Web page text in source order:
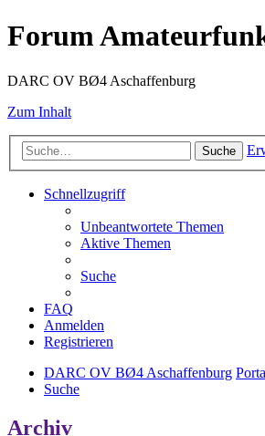
Forum
DARC OV BØ4 Aschaffenburg
Zum Inhalt
Suche
Schnellzugriff
Unbeantwortete Themen
Aktive Themen
Suche
FAQ
Anmelden
Registrieren
DARC OV BØ4 Aschaffenburg
Suche
Archiv